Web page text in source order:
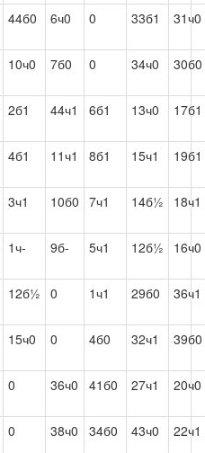
44б0 6ч0 0 33б1 31ч0
10ч0 7б0 0 34ч0 30б0
2б1 44ч1 6б1 13ч0 17б1
4б1 11ч1 8б1 15ч1 19б1
3ч1 10б0 7ч1 14б½ 18ч1
1ч- 9б- 5ч1 12б½ 16ч0
12б½ 0 1ч1 29б0 36ч1
15ч0 0 4б0 32ч1 39б0
0 36ч0 41б0 27ч1 20ч0
0 38ч0 34б0 43ч0 22ч1